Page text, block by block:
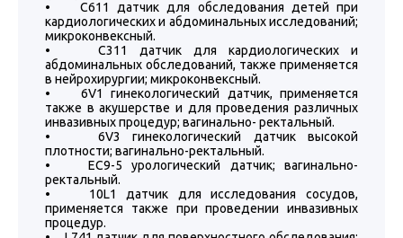
• C611 датчик для обследования детей при
кардиологических и абдоминальных исследований;
микроконвексный.
• C311 датчик для кардиологических и
абдоминальных обследований, также применяется
в нейрохирургии; микроконвексный.
• 6V1 гинекологический датчик, применяется
также в акушерстве и для проведения различных
инвазивных процедур; вагинально- ректальный.
• 6V3 гинекологический датчик высокой
плотности; вагинально-ректальный.
• EC9-5 урологический датчик; вагинально-
ректальный.
• 10L1 датчик для исследования сосудов,
применяется также при проведении инвазивных
процедур.